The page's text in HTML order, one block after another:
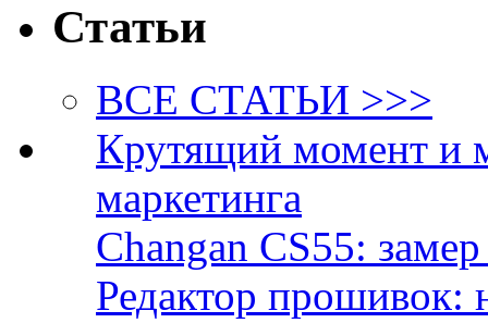
Статьи
ВСЕ СТАТЬИ >>>
Крутящий момент и
маркетинга
Changan CS55:
Редактор прошивок: